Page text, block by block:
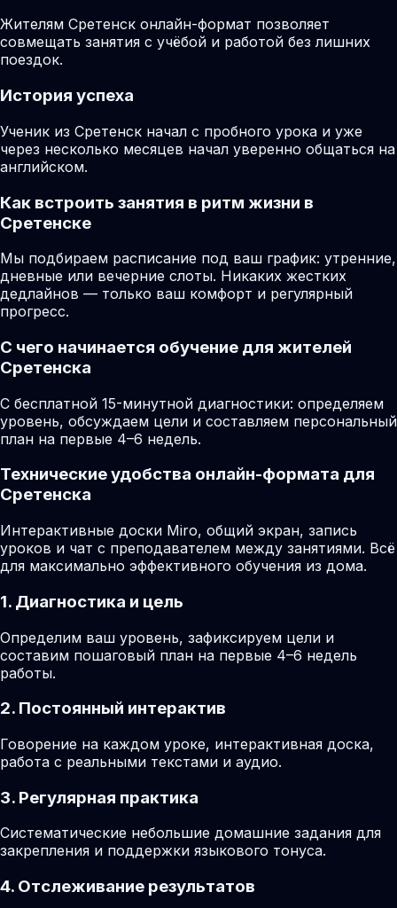
Жителям Сретенск онлайн-формат позволяет
совмещать занятия с учёбой и работой без лишних
поездок.
История успеха
Ученик из Сретенск начал с пробного урока и уже
через несколько месяцев начал уверенно общаться на
английском.
Как встроить занятия в ритм жизни в
Сретенске
Мы подбираем расписание под ваш график: утренние,
дневные или вечерние слоты. Никаких жестких
дедлайнов — только ваш комфорт и регулярный
прогресс.
С чего начинается обучение для жителей
Сретенска
С бесплатной 15-минутной диагностики: определяем
уровень, обсуждаем цели и составляем персональный
план на первые 4–6 недель.
Технические удобства онлайн-формата для
Сретенска
Интерактивные доски Miro, общий экран, запись
уроков и чат с преподавателем между занятиями. Всё
для максимально эффективного обучения из дома.
1. Диагностика и цель
Определим ваш уровень, зафиксируем цели и
составим пошаговый план на первые 4–6 недель
работы.
2. Постоянный интерактив
Говорение на каждом уроке, интерактивная доска,
работа с реальными текстами и аудио.
3. Регулярная практика
Систематические небольшие домашние задания для
закрепления и поддержки языкового тонуса.
4. Отслеживание результатов